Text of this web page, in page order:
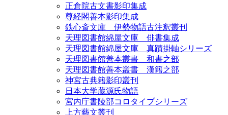
正倉院古文書影印集成
尊経閣善本影印集成
鉄心斎文庫 伊勢物語古注釈叢刊
天理図書館綿屋文庫 俳書集成
天理図書館綿屋文庫 真蹟掛軸シリーズ
天理図書館善本叢書 和書之部
天理図書館善本叢書 漢籍之部
神宮古典籍影印叢刊
日本大学蔵源氏物語
宮内庁書陵部コロタイプシリーズ
上方藝文叢刊